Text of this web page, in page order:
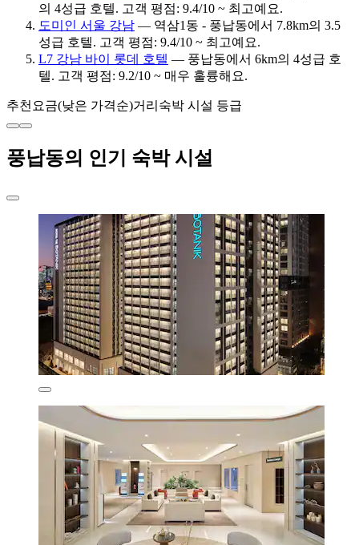
의 4성급 호텔. 고객 평점: 9.4/10 ~ 최고예요.
도미인 서울 강남 — 역삼1동 - 풍납동에서 7.8km의 3.5
성급 호텔. 고객 평점: 9.4/10 ~ 최고예요.
L7 강남 바이 롯데 호텔 — 풍납동에서 6km의 4성급 호
텔. 고객 평점: 9.2/10 ~ 매우 훌륭해요.
추천 요금(낮은 가격순)거리 숙박 시설 등급
풍납동의 인기 숙박 시설